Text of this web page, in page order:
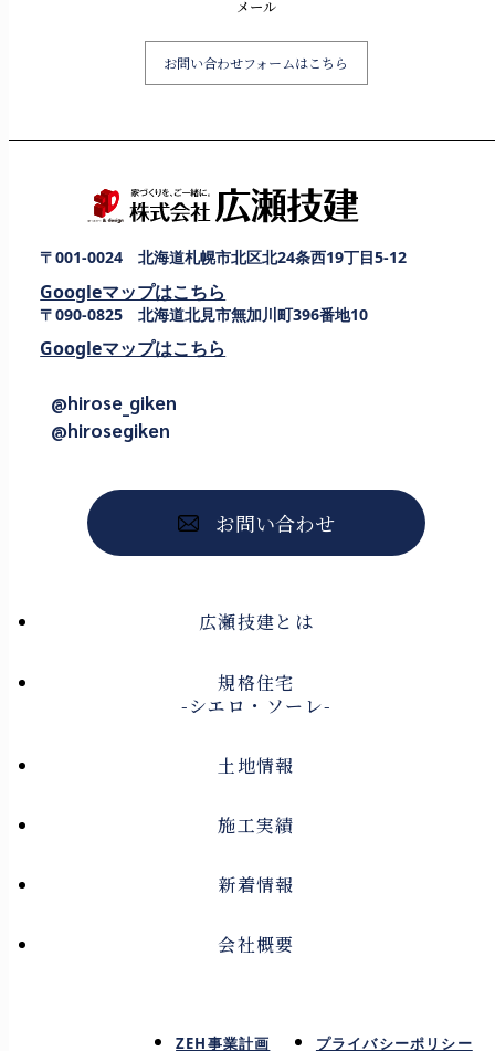
メール
お問い合わせフォームはこちら
〒001-0024 北海道札幌市北区北24条西19丁目5-12
Googleマップはこちら
〒090-0825 北海道北見市無加川町396番地10
Googleマップはこちら
@hirose_giken
@hirosegiken
お問い合わせ
広瀬技建とは
規格住宅
-シエロ・ソーレ-
土地情報
施工実績
新着情報
会社概要
ZEH事業計画 プライバシーポリシー